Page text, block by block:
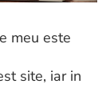
meu este
site, iar in